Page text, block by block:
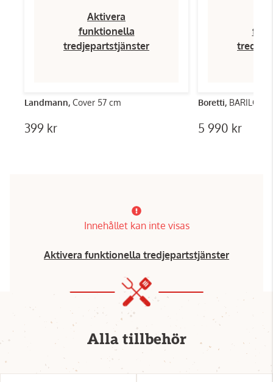
Aktivera
funktionella
tredjepartstjänster
Landmann, Cover 57 cm
399 kr
Boretti, BARILO
5 990 kr
Innehållet kan inte visas
Aktivera funktionella tredjepartstjänster
Alla tillbehör